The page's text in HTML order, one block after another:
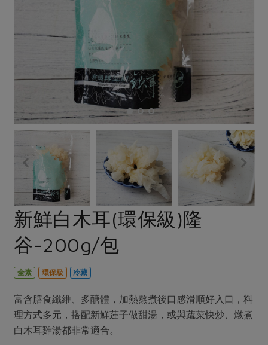
調理食材・點心
調味醬料/南北貨 烘焙
休閒零嘴 沖泡飲品
保健食品
居家好物
美妝保養 個人清潔
家庭清潔 織品
日用品
防災用品
最新產品
優惠專區
湯品．鍋物
漬物
涼拌沙拉
主題食譜
異國料理
養身食補
節慶大餐
合作25-經典快閃最後一週
合作25-精選產品第四彈
合作25-精選產品第三彈
更多當季產品
主婦聯盟X樂齡網特約優惠案
30%rPET紅烏龍茶
2024農業發展計畫年度報告
更多議題活動
把最好的台灣味帶回家！
減硝酸鹽 惜食
支持本土農糧
廢核運動 能源議題
減添加物 減塑減廢
公益金 食農教育
更多議題
生活者e週報
綠主張月刊
典藏閱覽室
自主把關
硝酸鹽檢驗
社員權益
合作社法規
社務專區
選舉專區
最新消息
下載專區
新鮮白木耳(環保級)隆
谷-200g/包
全素 環保級 冷藏
富含膳食纖維、多醣體，加熱熬煮後口感滑順好入口，料
理方式多元，搭配新鮮蓮子做甜湯，或與蔬菜快炒、燉煮
白木耳雞湯都非常適合。